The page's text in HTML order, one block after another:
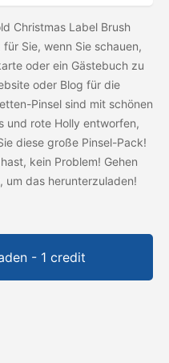
Christmas Label Brush
Sie, wenn Sie schauen,
oder ein Gästebuch zu
oder Blog für die
Pinsel sind mit schönen
und rote Holly entworfen,
diese große Pinsel-Pack!
kein Problem! Gehen
um das herunterzuladen!
- 1 credit